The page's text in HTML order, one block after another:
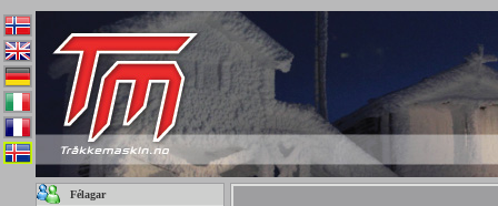
Félagar